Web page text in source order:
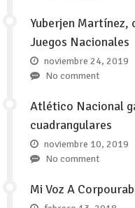
Yuberjen Martínez,
Juegos Nacionales
noviembre 24, 2019
No comment
Atlético Nacional
cuadrangulares
noviembre 10, 2019
No comment
Mi Voz A